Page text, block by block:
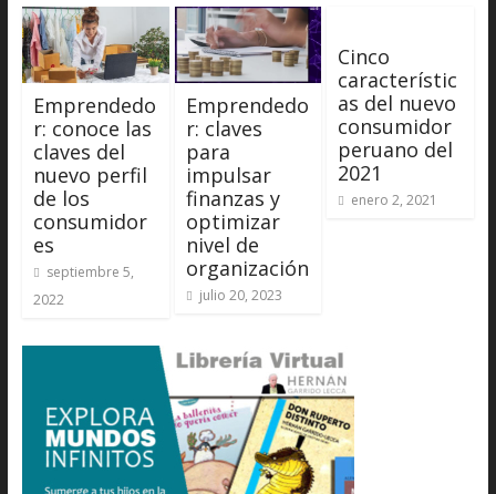
Emprendedo
r: conoce las
claves del
nuevo perfil
de los
consumidor
es
septiembre 5,
2022
Emprendedo
r: claves
para
impulsar
finanzas y
optimizar
nivel de
organización
julio 20, 2023
Cinco
característic
as del nuevo
consumidor
peruano del
2021
enero 2, 2021